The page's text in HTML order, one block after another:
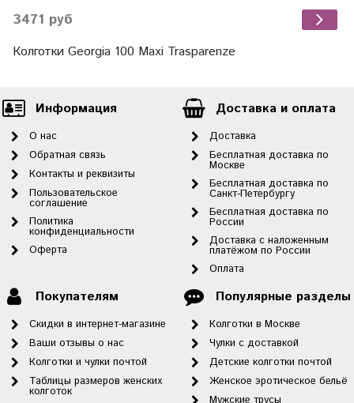
3471 руб
Колготки Georgia 100 Maxi Trasparenze
Информация
О нас
Обратная связь
Контакты и реквизиты
Пользовательское
соглашение
Политика
конфиденциальности
Оферта
Доставка и оплата
Доставка
Бесплатная доставка по
Москве
Бесплатная доставка по
Санкт-Петербургу
Бесплатная доставка по
России
Доставка с наложенным
платёжом по России
Оплата
Покупателям
Скидки в интернет-магазине
Ваши отзывы о нас
Колготки и чулки почтой
Таблицы размеров женских
колготок
Популярные разделы
Колготки в Москве
Чулки с доставкой
Детские колготки почтой
Женское эротическое бельё